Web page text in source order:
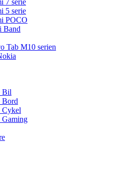
7 serie
5 serie
POCO
Band
Tab M10 serien
Bil
Bord
Cykel